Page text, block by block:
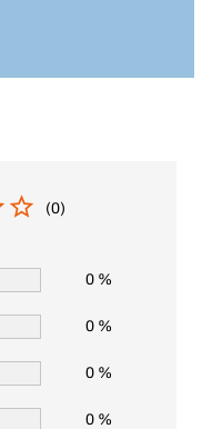
(0)
0 %
0 %
0 %
0 %